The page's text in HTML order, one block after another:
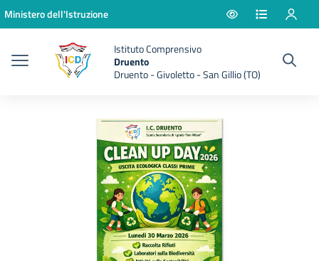
Vai ai contenuti
Vai al menu di navigazione
Vai al footer
Ministero dell'Istruzione
Istituto Comprensivo
Druento
Druento - Givoletto - San Gillio (TO)